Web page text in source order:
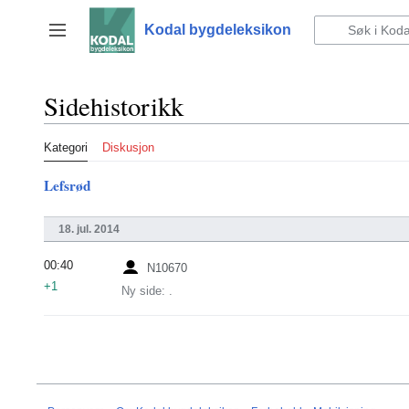
innhold
Vis/skjul sidefelt
Kodal bygdeleksikon
Sidehistorikk
Kategori Diskusjon
Lefsrød
18. jul. 2014
N10670
Ny side: .
00:40
+1